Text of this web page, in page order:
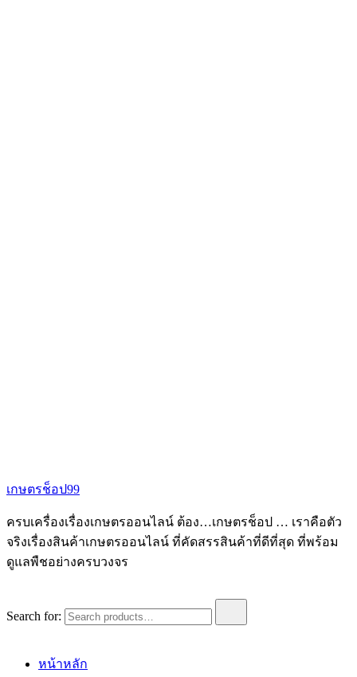
เกษตรช็อป99
ครบเครื่องเรื่องเกษตรออนไลน์ ต้อง…เกษตรช็อป … เราคือตัว
จริงเรื่องสินค้าเกษตรออนไลน์ ที่คัดสรรสินค้าที่ดีที่สุด ที่พร้อม
ดูแลพืชอย่างครบวงจร
Search for:
หน้าหลัก